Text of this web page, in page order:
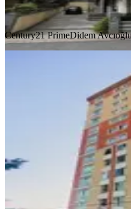
Ara
Century21 PrimeDidem
Ümraniye
Satılık
Ümraniye,
1+1· 75 m²·
5.500.000 ₺